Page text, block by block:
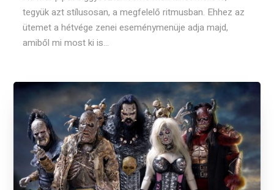
tegyük azt stílusosan, a megfelelő ritmusban. Ehhez az
ütemet a hétvége zenei eseménymenüje adja majd,
amiből mi most ki is...